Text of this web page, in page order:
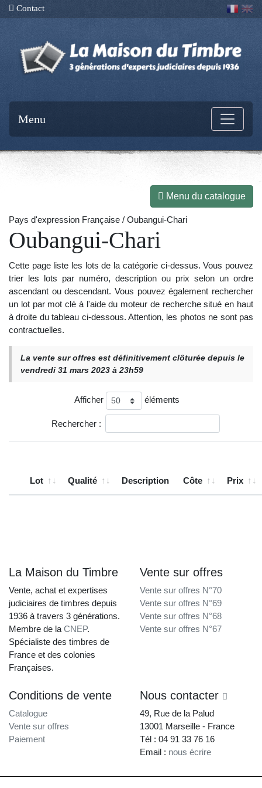
Contact
Menu
Menu du catalogue
Pays d'expression Française / Oubangui-Chari
Oubangui-Chari
Cette page liste les lots de la catégorie ci-dessus. Vous pouvez
trier les lots par numéro, description ou prix selon un ordre
ascendant ou descendant. Vous pouvez également rechercher
un lot par mot clé à l'aide du moteur de recherche situé en haut
à droite du tableau ci-dessous. Attention, les photos ne sont pas
contractuelles.
La vente sur offres est définitivement clôturée depuis le
vendredi 31 mars 2023 à 23h59
Afficher éléments
Rechercher :
Lot Qualité Description Côte Prix
La Maison du Timbre
Vente, achat et expertises
judiciaires de timbres depuis
1936 à travers 3 générations.
Membre de la CNEP.
Spécialiste des timbres de
France et des colonies
Françaises.
Vente sur offres
Vente sur offres N°70
Vente sur offres N°69
Vente sur offres N°68
Vente sur offres N°67
Conditions de vente
Catalogue
Vente sur offres
Paiement
Nous contacter
49, Rue de la Palud
13001 Marseille - France
Tél : 04 91 33 76 16
Email : nous écrire